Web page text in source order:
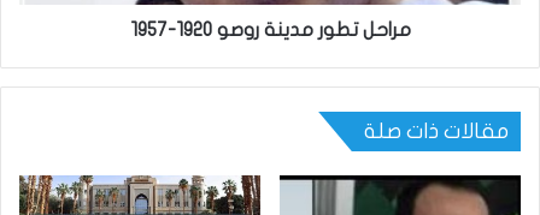
مراحل تطور مدينة روصو 1920-1957
مقالات ذات صلة